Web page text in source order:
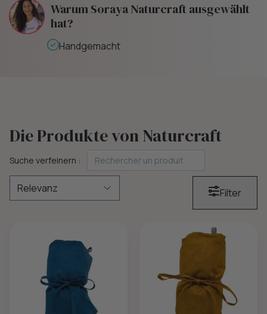
Warum Soraya Naturcraft ausgewählt
hat?
Handgemacht
Die Produkte von Naturcraft
Suche verfeinern :
Filter